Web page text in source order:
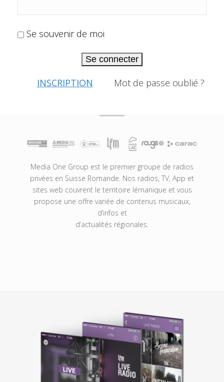
Se souvenir de moi
Se connecter
INSCRIPTION Mot de passe oublié ?
Media One Group est le premier groupe de radios
privées en Suisse Romande. Nos radios, TV, App et
sites web couvrent le territoire lémanique et vous
propose une offre variée de contenus musicaux,
d’infos et
d’actualités régionales.